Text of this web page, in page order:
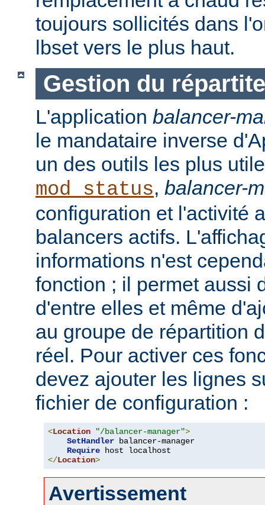
toujours sollicités dans
lbset vers le plus haut.
Gestion du
L'application balancer-
le mandataire inverse
un des outils les plus
mod_status, balancer-
configuration et l'activité
balancers actifs.
informations n'est
fonction ; il permet aussi
d'entre elles et même
au groupe de répartition
réel. Pour activer ces
devez ajouter les lignes
fichier de configuration :
<Location "/balancer-manager">
SetHandler balancer-manager
Require
</Location>
Avertissement